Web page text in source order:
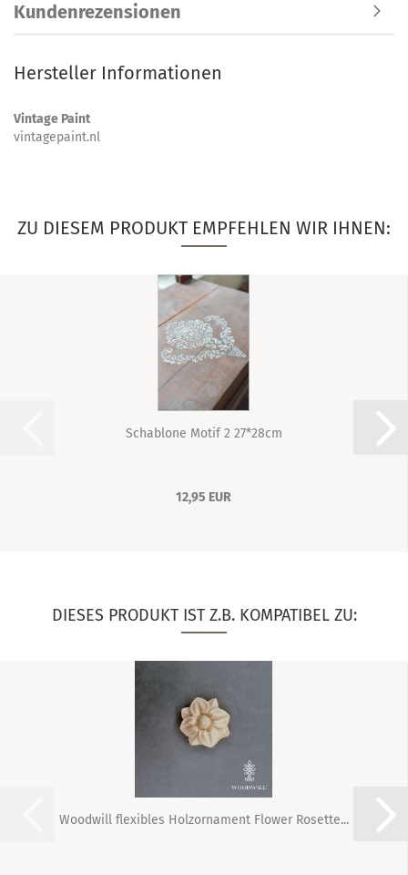
Kundenrezensionen
Hersteller Informationen
Vintage Paint
vintagepaint.nl
ZU DIESEM PRODUKT EMPFEHLEN WIR IHNEN:
Schablone Motif 2 27*28cm
12,95 EUR
DIESES PRODUKT IST Z.B. KOMPATIBEL ZU:
Woodwill flexibles Holzornament Flower Rosette...